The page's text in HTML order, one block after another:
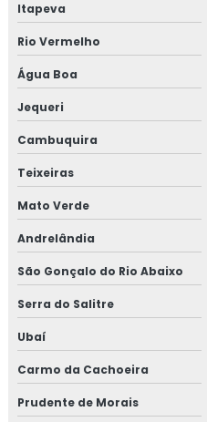
Itapeva
Rio Vermelho
Água Boa
Jequeri
Cambuquira
Teixeiras
Mato Verde
Andrelândia
São Gonçalo do Rio Abaixo
Serra do Salitre
Ubaí
Carmo da Cachoeira
Prudente de Morais